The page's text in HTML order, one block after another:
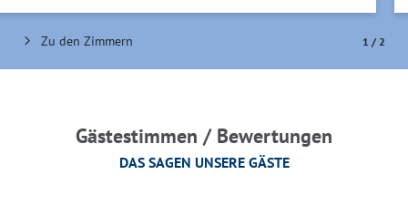
1 / 2
Zu den Zimmern
Gästestimmen / Bewertungen
DAS SAGEN UNSERE GÄSTE